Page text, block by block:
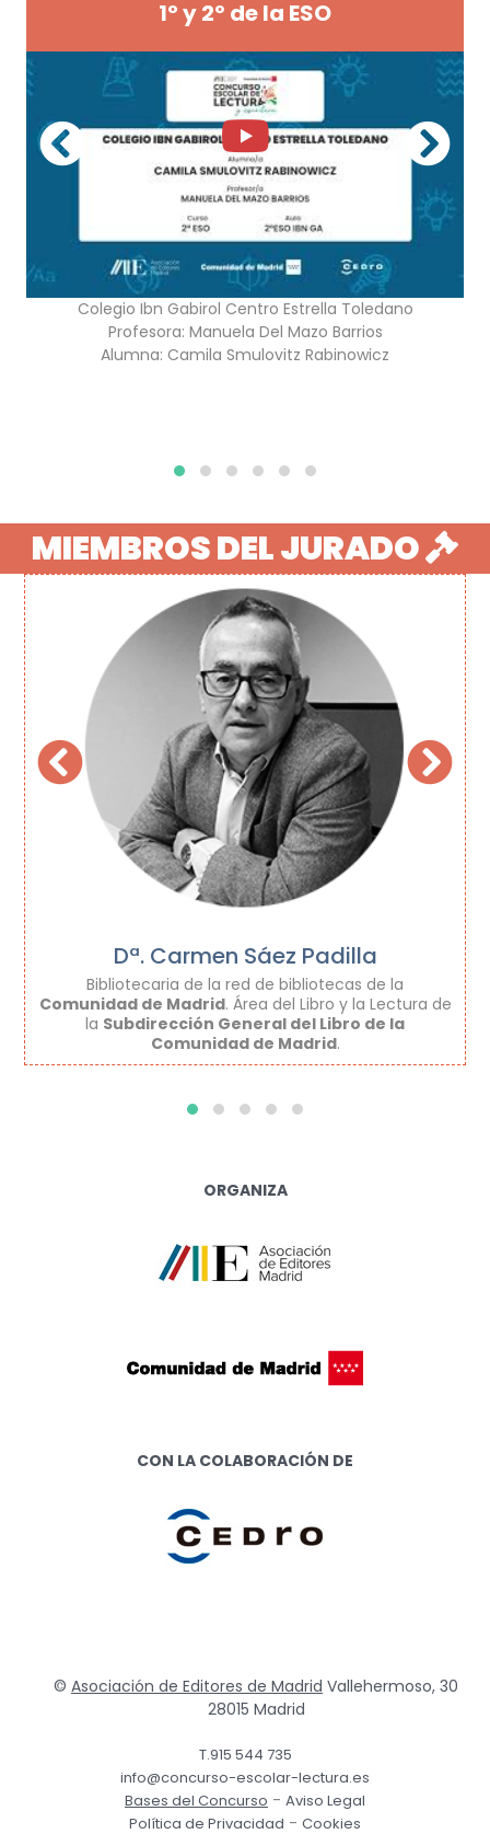
1º y 2º de la ESO
Colegio Ibn Gabirol Centro Estrella Toledano
Profesora: Manuela Del Mazo Barrios
Alumna: Camila Smulovitz Rabinowicz
MIEMBROS DEL JURADO
Dª. Carmen Sáez Padilla
Bibliotecaria de la red de bibliotecas de la
Comunidad de Madrid. Área del Libro y la Lectura de
la Subdirección General del Libro de la
Comunidad de Madrid.
ORGANIZA
CON LA COLABORACIÓN DE
© Asociación de Editores de Madrid Vallehermoso, 30
28015 Madrid
T.915 544 735
info@concurso-escolar-lectura.es
Bases del Concurso - Aviso Legal
Política de Privacidad - Cookies